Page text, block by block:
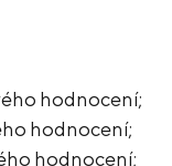
hodnocení;
hodnocení;
hodnocení;